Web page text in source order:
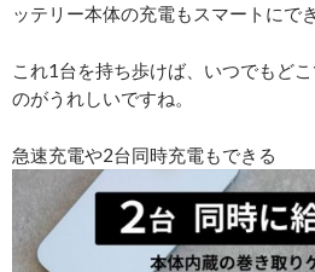
ッテリー本体の充電もスマートにで
これ1台を持ち歩けば、いつでもど
のがうれしいですね。
急速充電や2台同時充電もできる